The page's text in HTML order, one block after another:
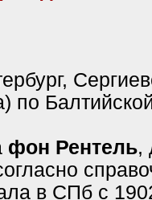
до 1917 г.